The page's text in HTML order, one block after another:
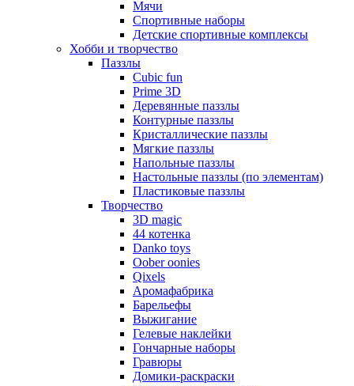
Мячи
Спортивные наборы
Детские спортивные комплексы
Хобби и творчество
Паззлы
Cubic fun
Prime 3D
Деревянные паззлы
Контурные паззлы
Кристаллические паззлы
Мягкие паззлы
Напольные паззлы
Настольные паззлы (по элементам)
Пластиковые паззлы
Творчество
3D magic
44 котенка
Danko toys
Oober oonies
Qixels
Аромафабрика
Барельефы
Выжигание
Гелевые наклейки
Гончарные наборы
Гравюры
Домики-раскраски